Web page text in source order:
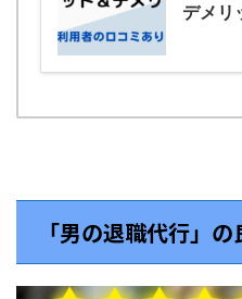
デメリ
「男の退職代行」